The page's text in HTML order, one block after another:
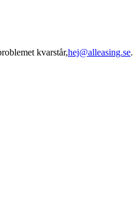
kvarstår,hej@alleasing.se.